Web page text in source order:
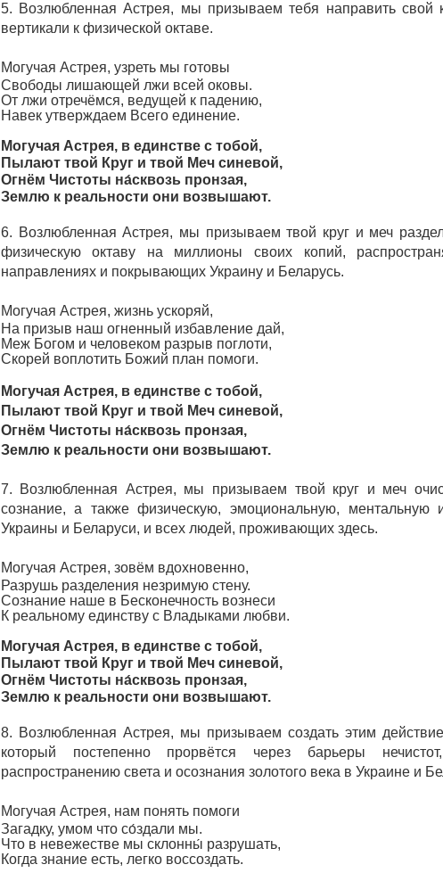
5. Возлюбленная Астрея, мы призываем тебя направить свой
вертикали к физической октаве.
Могучая Астрея, узреть мы готовы
Свободы лишающей лжи всей оковы.
От лжи отречёмся, ведущей к падению,
Навек утверждаем Всего единение.
Могучая Астрея, в единcтве с тобой,
Пылают твой Круг и твой Меч синевой,
Огнём Чистоты на́сквозь пронзая,
Землю к реальности они возвышают.
6. Возлюбленная Астрея, мы призываем твой круг и меч
физическую октаву на миллионы своих копий,
направлениях и покрывающих Украину и Беларусь.
Могучая Астрея, жизнь ускоряй,
На призыв наш огненный избавление дай,
Меж Богом и человеком разрыв поглоти,
Скорей воплотить Божий план помоги.
Могучая Астрея, в единcтве с тобой,
Пылают твой Круг и твой Меч синевой,
Огнём Чистоты на́сквозь пронзая,
Землю к реальности они возвышают.
7. Возлюбленная Астрея, мы призываем твой круг и меч
сознание, а также физическую, эмоциональную, ментальную
Украины и Беларуси, и всех людей, проживающих здесь.
Могучая Астрея, зовём вдохновенно,
Разрушь разделения незримую стену.
Сознание наше в Бесконечность вознеси
К реальному единству с Владыками любви.
Могучая Астрея, в единcтве с тобой,
Пылают твой Круг и твой Меч синевой,
Огнём Чистоты на́сквозь пронзая,
Землю к реальности они возвышают.
8. Возлюбленная Астрея, мы призываем создать этим
который постепенно прорвётся через барьеры
распространению света и осознания золотого века в Украине и
Могучая Астрея, нам понять помоги
Загадку, умом что со́здали мы.
Что в невежестве мы склонны́ разрушать,
Когда знание есть, легко воссоздать.